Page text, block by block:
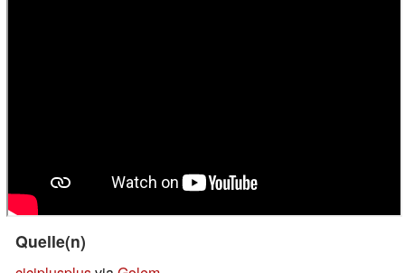
Quelle(n)